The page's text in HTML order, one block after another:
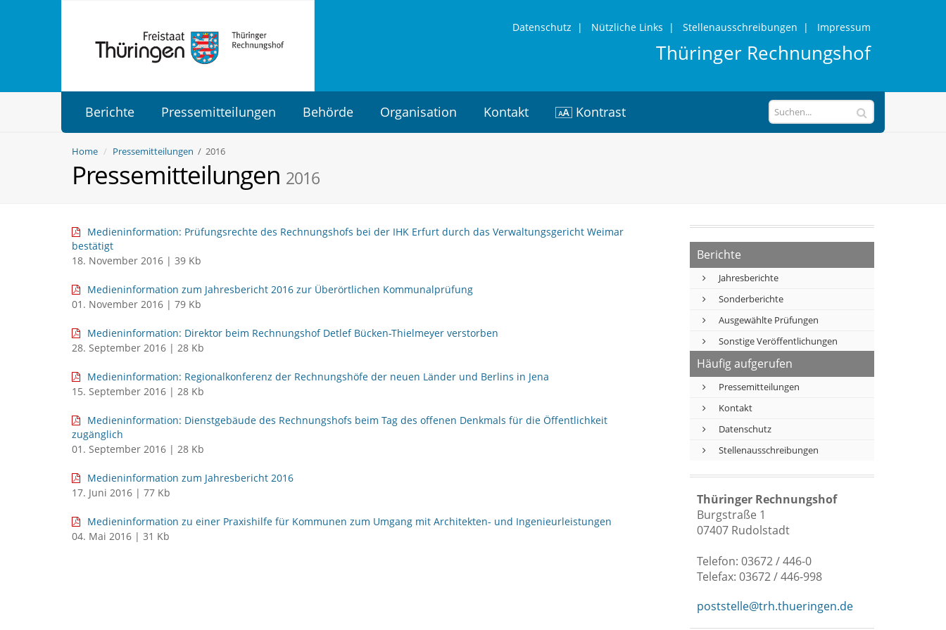
Datenschutz | Nützliche Links | Stellenausschreibungen | Impressum
Thüringer Rechnungshof
Berichte Pressemitteilungen Behörde Organisation Kontakt Kontrast
Home Pressemitteilungen / 2016
Pressemitteilungen 2016
Medieninformation: Prüfungsrechte des Rechnungshofs bei der IHK Erfurt durch das Verwaltungsgericht Weimar
bestätigt
18. November 2016 | 39 Kb
Medieninformation zum Jahresbericht 2016 zur Überörtlichen Kommunalprüfung
01. November 2016 | 79 Kb
Medieninformation: Direktor beim Rechnungshof Detlef Bücken-Thielmeyer verstorben
28. September 2016 | 28 Kb
Medieninformation: Regionalkonferenz der Rechnungshöfe der neuen Länder und Berlins in Jena
15. September 2016 | 28 Kb
Medieninformation: Dienstgebäude des Rechnungshofs beim Tag des offenen Denkmals für die Öffentlichkeit
zugänglich
01. September 2016 | 28 Kb
Medieninformation zum Jahresbericht 2016
17. Juni 2016 | 77 Kb
Medieninformation zu einer Praxishilfe für Kommunen zum Umgang mit Architekten- und Ingenieurleistungen
04. Mai 2016 | 31 Kb
Berichte
Jahresberichte
Sonderberichte
Ausgewählte Prüfungen
Sonstige Veröffentlichungen
Häufig aufgerufen
Pressemitteilungen
Kontakt
Datenschutz
Stellenausschreibungen
Thüringer Rechnungshof
Burgstraße 1
07407 Rudolstadt
Telefon: 03672 / 446-0
Telefax: 03672 / 446-998
poststelle@trh.thueringen.de